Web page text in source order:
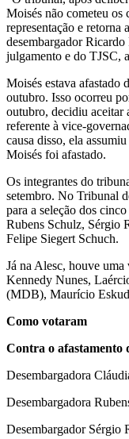
Moisés não cometeu os
representação e retorna
desembargador
julgamento e do TJSC,
Moisés estava afastado
outubro. Isso ocorreu
outubro, decidiu aceitar
referente à vice-
causa disso, ela
Moisés foi afastado.
Os integrantes do
setembro. No Tribunal
para a seleção dos
Rubens Schulz, Sérgio
Felipe Siegert Schuch.
Já na Alesc, houve uma
Kennedy Nunes,
(MDB), Maurício
Como votaram
Contra o afastamento
Desembargadora
Desembargadora
Desembargador Sérgio